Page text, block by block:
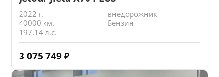
2022 г.
внедорожник
40000 км.
Бензин
197.14 л.с.
3 075 749 ₽